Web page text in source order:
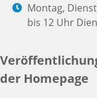
Montag,
bis 12 Uhr
der Homepage